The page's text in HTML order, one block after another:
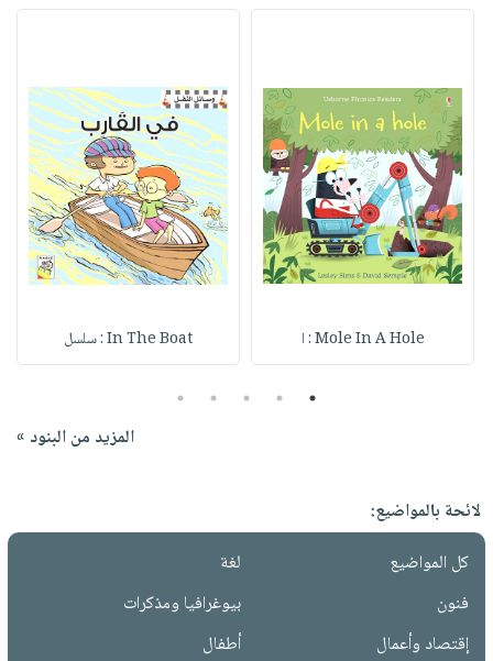
Mole In A Hole : ا In The Boat : سلسل
1
2
3
4
5
المزيد من البنود »
لائحة بالمواضيع:
كل المواضيع
لغة
فنون
بيوغرافيا ومذكرات
إقتصاد وأعمال
أطفال